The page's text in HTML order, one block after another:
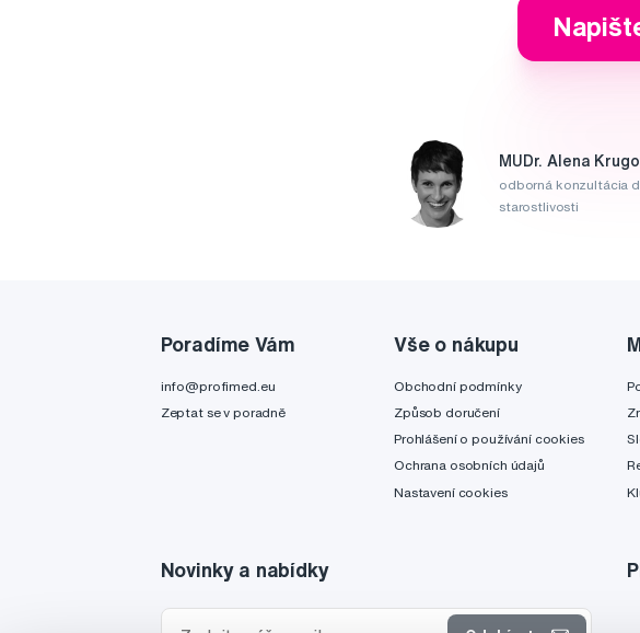
MUDr. Alena
odborná konzultácia
starostlivosti
Poradíme Vám
info@profimed.eu
Zeptat se v poradně
Vše o nákupu
Obchodní podmínky
Způsob doručení
Prohlášení o používání cookies
Ochrana osobních údajů
Nastavení cookies
Novinky a nabídky